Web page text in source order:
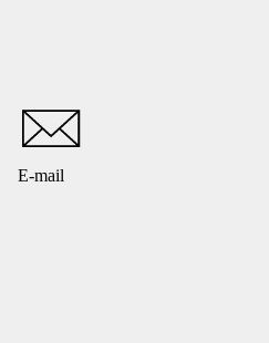
E-mail